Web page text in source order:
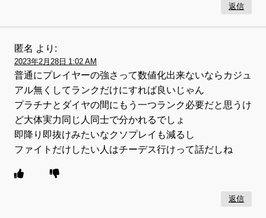
返信
匿名 より:
2023年2月28日 1:02 AM
普通にプレイヤーの強さって数値化出来ないならカジュ
アル無くしてランクだけにすれば良いじゃん
プラチナとダイヤの間にもう一つランク必要だと思うけ
ど大体実力同じ人同士で分かれるでしょ
即降り即抜けみたいなクソプレイも減るし
ファイトだけしたい人はチーデス行けって話だしね
返信